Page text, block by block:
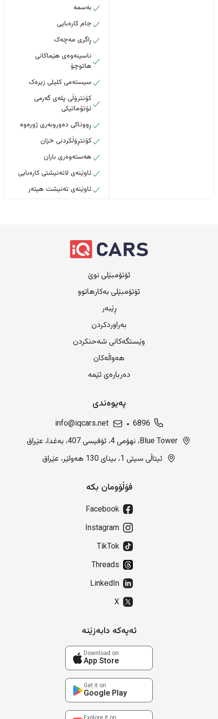
بەسمە
جام کارەبایی
ڕاگری مەچەک
ناسینەوەی هێماکانی
هاتوچۆ
سیستەمی کلیلی زیرەک
کۆنترۆڵی پلەی گەرمی
ئۆتۆماتیکی
ڕووناکی دەوروبەری ژورەوە
کۆنتڕۆڵکردنی خزان
هەستەوەری باران
ئاوێنەی لاتەنیشتی کارەبایی
ئاوێنەی تەنیشت هیتەر
ئۆتۆمبێلی نوێ
ئۆتۆمبێلی بەکارهاتوو
ڕێبەر
بەراوردکردن
وێستگەکانی شەحنکردن
هەواڵەکان
دەربارەی ئێمە
پەیوەندی
6896
info@iqcars.net
Blue Tower، نهۆمی 4، ئۆفیسی 407، بەغدا، عێراق
ئیتاڵی سیتی 1، بینای 130 هەولێر، عێراق
فۆڵۆومان بکە
Facebook
Instagram
TikTok
Threads
LinkedIn
X
ئەپەکە دابەزێنە
Download on
App Store
Get it on
Google Play